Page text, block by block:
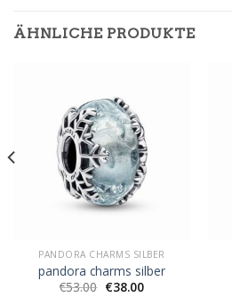
ÄHNLICHE PRODUKTE
PANDORA CHARMS SILBER
pandora charms silber
€53.00 €38.00